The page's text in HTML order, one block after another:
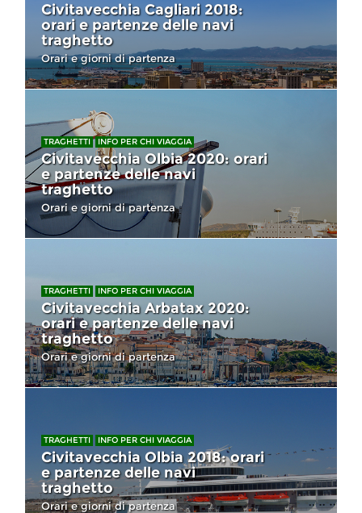
Civitavecchia Cagliari 2018:
orari e partenze delle navi
traghetto
Orari e giorni di partenza
TRAGHETTI INFO PER CHI VIAGGIA
Civitavecchia Olbia 2020: orari
e partenze delle navi
traghetto
Orari e giorni di partenza
TRAGHETTI INFO PER CHI VIAGGIA
Civitavecchia Arbatax 2020:
orari e partenze delle navi
traghetto
Orari e giorni di partenza
TRAGHETTI INFO PER CHI VIAGGIA
Civitavecchia Olbia 2018: orari
e partenze delle navi
traghetto
Orari e giorni di partenza